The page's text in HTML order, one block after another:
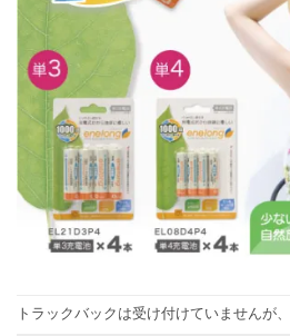
トラックバックは受け付けていませんが、